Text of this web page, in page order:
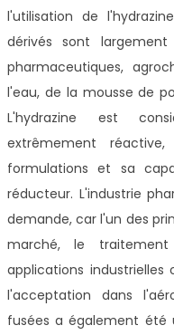
l'utilisation de
dérivés sont
pharmaceutiques,
l'eau, de la mousse de
L'hydrazine est
extrêmement
formulations et sa
réducteur. L'industrie
demande, car l'un des
marché, le
applications
l'acceptation dans
fusées a également